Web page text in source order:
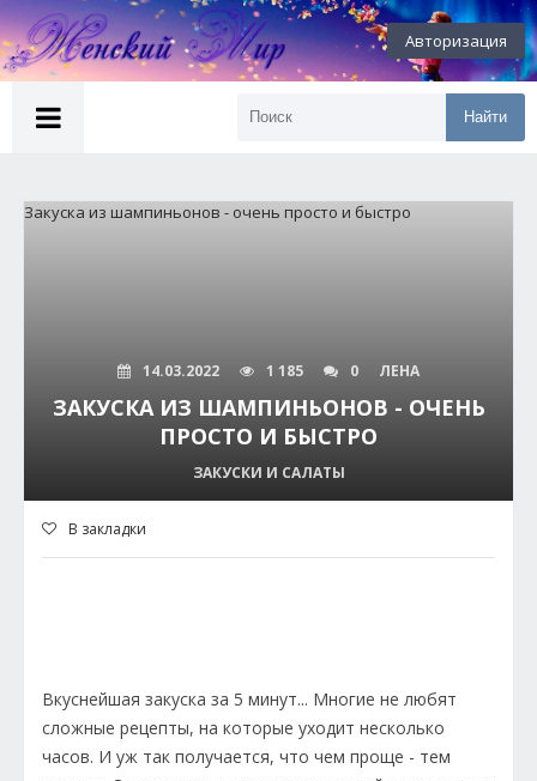
Авторизация
Найти
14.03.2022 1 185 0 ЛЕНА
ЗАКУСКА ИЗ ШАМПИНЬОНОВ - ОЧЕНЬ
ПРОСТО И БЫСТРО
ЗАКУСКИ И САЛАТЫ
В закладки
Вкуснейшая закуска за 5 минут... Многие не любят
сложные рецепты, на которые уходит несколько
часов. И уж так получается, что чем проще - тем